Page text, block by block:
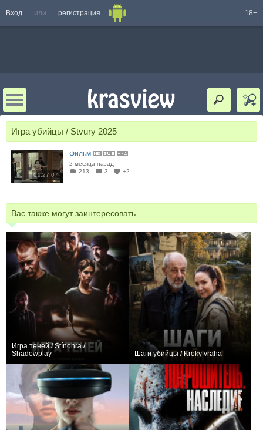
Вход или регистрация 18+
Игра убийцы / Stvury 2025
01:27:07
Фильм
2 месяца назад
213
3 +2
Вас также могут заинтересовать
Игра теней / Stínohra /
Shadowplay
Шаги убийцы / Kroky vraha